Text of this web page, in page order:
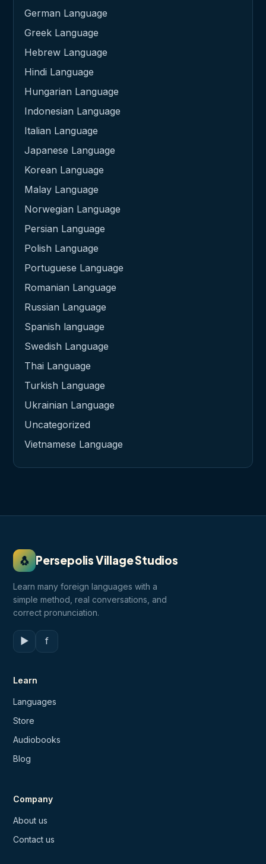
German Language
Greek Language
Hebrew Language
Hindi Language
Hungarian Language
Indonesian Language
Italian Language
Japanese Language
Korean Language
Malay Language
Norwegian Language
Persian Language
Polish Language
Portuguese Language
Romanian Language
Russian Language
Spanish language
Swedish Language
Thai Language
Turkish Language
Ukrainian Language
Uncategorized
Vietnamese Language
🐧 Persepolis Village Studios
Learn many foreign languages with a
simple method, real conversations, and
correct pronunciation.
▶ f
Learn
Languages
Store
Audiobooks
Blog
Company
About us
Contact us